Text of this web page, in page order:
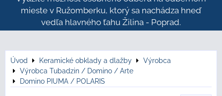
mieste v Ružomberku, ktorý sa nachádza hneď
vedľa hlavného ťahu Žilina - Poprad.
Úvod Keramické obklady a dlažby
Výrobca
Výrobca Tubadzin / Domino / Arte
Domino PIUMA / POLARIS